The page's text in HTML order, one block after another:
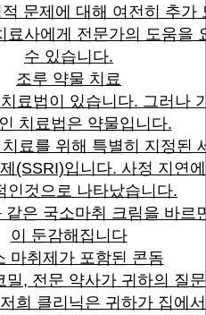
문제에 대해 여전히 추가
료사에게 전문가의 도움을
수 있습니다.
조루 약물 치료
료법이 있습니다. 그러나
치료법은 약물입니다.
료를 위해 특별히 지정된
(SSRI)입니다. 사정 지연
인것으로 나타났습니다.
같은 국소마취 크림을 바르
이 둔감해집니다
마취제가 포함된 콘돔
밀, 전문 약사가 귀하의 질
희 클리닉은 귀하가 집에